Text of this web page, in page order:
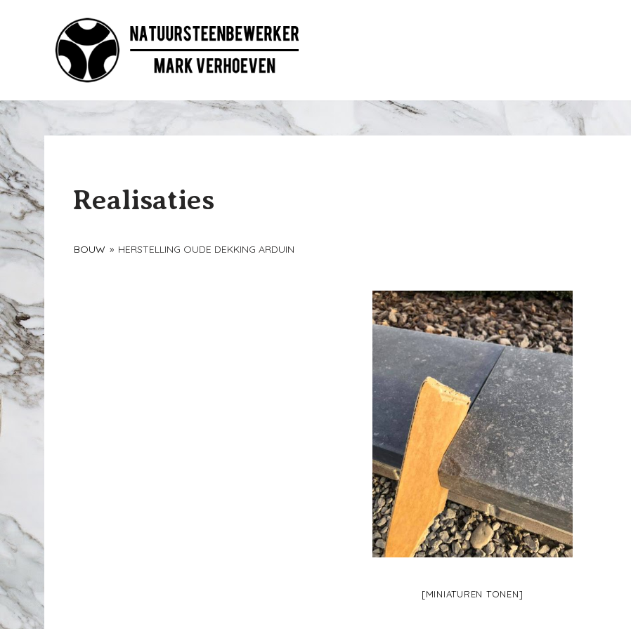
inhoud
Realisaties
BOUW » HERSTELLING OUDE DEKKING ARDUIN
[MINIATUREN TONEN]